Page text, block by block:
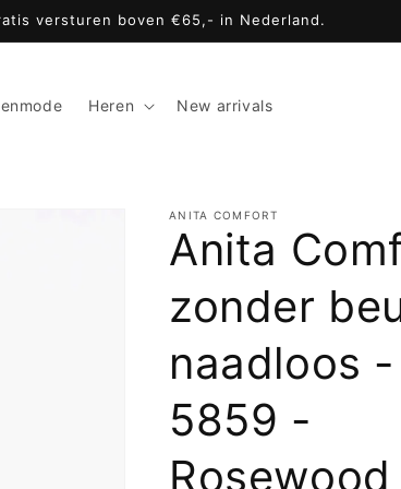
versturen boven €65,- in Nederland.
Heren New arrivals
ANITA COMFORT
Anita
zonder
naadloos
5859 -
Rosewood